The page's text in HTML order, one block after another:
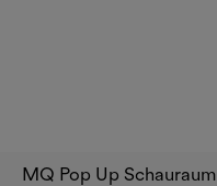
MQ Pop Up Schauraum